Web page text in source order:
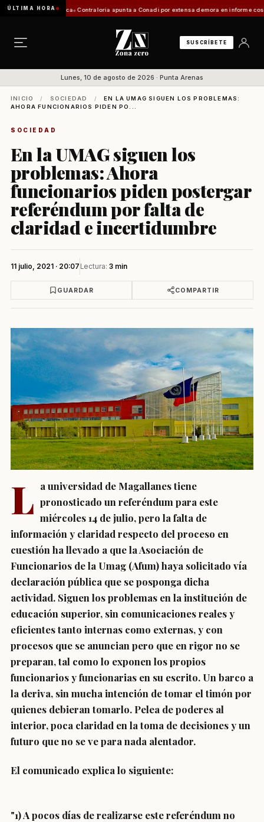
ÚLTIMA HORA
Zona Franca Contraloría apunta a Conadi por extensa demora en informe costero
SUSCRÍBETE
Lunes, 10 de agosto de 2026 · Punta Arenas
INICIO / SOCIEDAD /
EN LA UMAG SIGUEN LOS PROBLEMAS:
AHORA FUNCIONARIOS PIDEN PO...
SOCIEDAD
En la UMAG siguen los
problemas: Ahora
funcionarios piden postergar
referéndum por falta de
claridad e incertidumbre
11 julio, 2021 · 20:07 Lectura: 3 min
GUARDAR COMPARTIR
L a universidad de Magallanes tiene
pronosticado un referéndum para este
miércoles 14 de julio, pero la falta de
información y claridad respecto del proceso en
cuestión ha llevado a que la Asociación de
Funcionarios de la Umag (Afum) haya solicitado vía
declaración pública que se posponga dicha
actividad. Siguen los problemas en la institución de
educación superior, sin comunicaciones reales y
eficientes tanto internas como externas, y con
procesos que se anuncian pero que en rigor no se
preparan, tal como lo exponen los propios
funcionarios y funcionarias en su escrito. Un barco a
la deriva, sin mucha intención de tomar el timón por
quienes debieran tomarlo. Pelea de poderes al
interior, poca claridad en la toma de decisiones y un
futuro que no se ve para nada alentador.
El comunicado explica lo siguiente:
"1) A pocos días de realizarse este referéndum no